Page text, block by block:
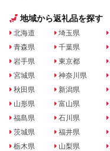
地域から返礼品を探す
北海道
青森県
岩手県
宮城県
秋田県
山形県
福島県
茨城県
栃木県
埼玉県
千葉県
東京都
神奈川県
新潟県
富山県
石川県
福井県
山梨県